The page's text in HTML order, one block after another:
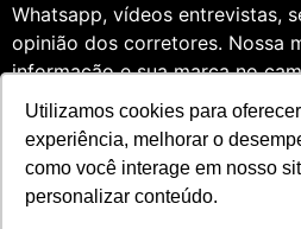
Utilizamos cookies para
experiência, melhorar o
como você interage em nosso
personalizar conteúdo.
Whatsapp, vídeos entrevistas,
opinião dos corretores. Nossa
informação e sua marca no
Somos profissionais formados
Jornalismo e Relações
uma análise de quatro anos do
entendemos que fazer um